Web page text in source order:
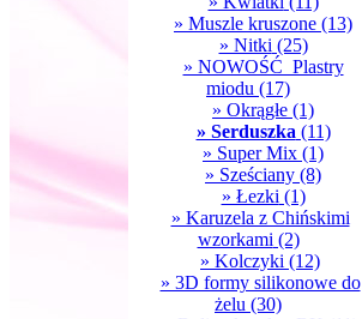
» Muszle kruszone (13)
» Nitki (25)
» NOWOŚĆ_Plastry
miodu (17)
» Okrągłe (1)
» Serduszka (11)
» Super Mix (1)
» Sześciany (8)
» Łezki (1)
» Karuzela z Chińskimi
wzorkami (2)
» Kolczyki (12)
» 3D formy silikonowe do
żelu (30)